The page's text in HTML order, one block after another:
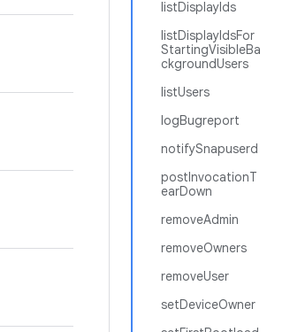
listDisplayIds
listDisplayIdsFor
StartingVisibleBa
ckgroundUsers
listUsers
logBugreport
notifySnapuserd
postInvocationT
earDown
removeAdmin
removeOwners
removeUser
setDeviceOwner